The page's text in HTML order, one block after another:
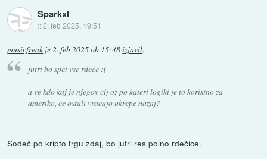
Sparkxl
::2. feb 2025, 19:51
musicfreak je2. feb 2025 ob 15:48izjavil:
jutri bo spet vse rdece :(
a ve kdo kaj je njegov cij oz po kateri logiki je to koristno za
ameriko, ce ostali vracajo ukrepe nazaj?
Sodeč po kripto trgu zdaj, bo jutri res polno rdečice.